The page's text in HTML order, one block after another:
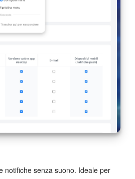
notifiche senza suono. Ideale per